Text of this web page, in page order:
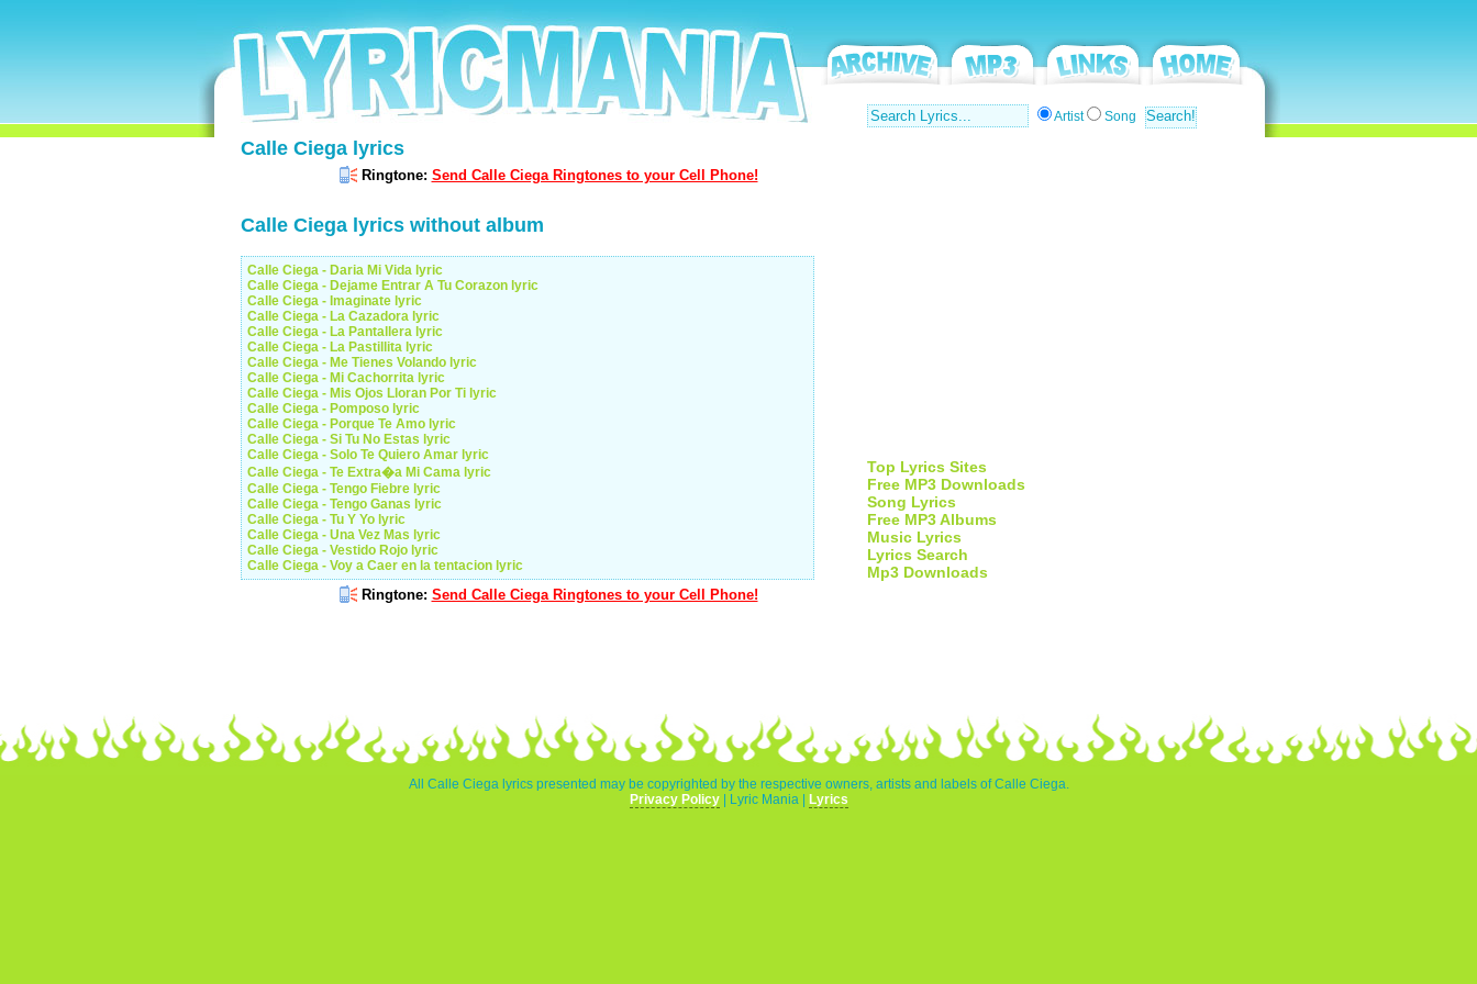
Calle Ciega lyrics
Ringtone: Send Calle Ciega Ringtones to your Cell Phone!
Calle Ciega lyrics without album
Calle Ciega - Daria Mi Vida lyric
Calle Ciega - Dejame Entrar A Tu Corazon lyric
Calle Ciega - Imaginate lyric
Calle Ciega - La Cazadora lyric
Calle Ciega - La Pantallera lyric
Calle Ciega - La Pastillita lyric
Calle Ciega - Me Tienes Volando lyric
Calle Ciega - Mi Cachorrita lyric
Calle Ciega - Mis Ojos Lloran Por Ti lyric
Calle Ciega - Pomposo lyric
Calle Ciega - Porque Te Amo lyric
Calle Ciega - Si Tu No Estas lyric
Calle Ciega - Solo Te Quiero Amar lyric
Calle Ciega - Te Extra�a Mi Cama lyric
Calle Ciega - Tengo Fiebre lyric
Calle Ciega - Tengo Ganas lyric
Calle Ciega - Tu Y Yo lyric
Calle Ciega - Una Vez Mas lyric
Calle Ciega - Vestido Rojo lyric
Calle Ciega - Voy a Caer en la tentacion lyric
Ringtone: Send Calle Ciega Ringtones to your Cell Phone!
Artist Song
Top Lyrics Sites
Free MP3 Downloads
Song Lyrics
Free MP3 Albums
Music Lyrics
Lyrics Search
Mp3 Downloads
All Calle Ciega lyrics presented may be copyrighted by the respective owners, artists and labels of Calle Ciega.
Privacy Policy| Lyric Mania | Lyrics